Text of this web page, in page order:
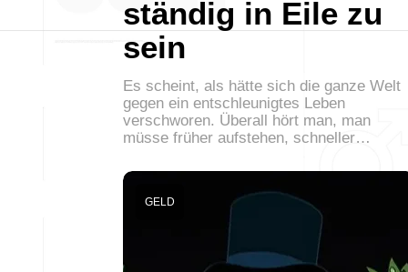
ständig in Eile zu
sein
Es scheint, als hätte sich die ganze Welt
gegen ein entschleunigtes Leben
verschworen. Überall hört man, man
müsse früher aufstehen, schneller…
GELD